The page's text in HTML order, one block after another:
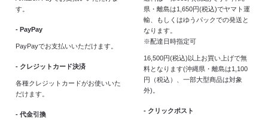
す。
- PayPay
PayPayでお支払いいただけます。
- クレジットカード決済
各種クレジットカードがお使いいた
だけます。
- 代金引換
県・離島は1,650円(税込)でヤマト運
輸、もしくはゆうパックでの発送と
なります。
※配達日時指定可
16,500円(税込)以上お買い上げで無
料となります(沖縄県・離島は1,100
円（税込）、一部大型商品は対象
外)。
- クリックポスト